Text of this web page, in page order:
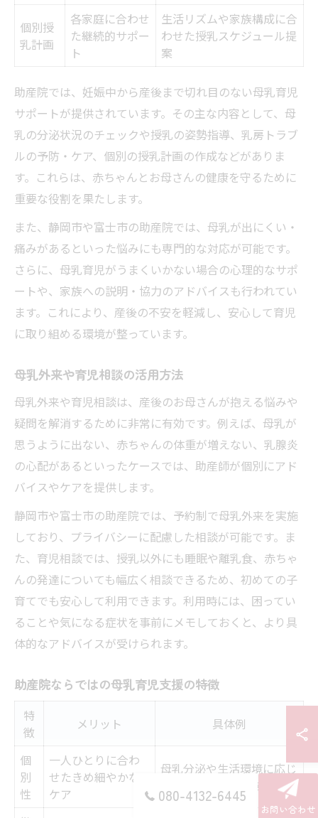
個別授
乳計画
各家庭に合わせ
た継続的サポー
ト
生活リズムや家族構成に合
わせた授乳スケジュール提
案
助産院では、妊娠中から産後まで切れ目のない母乳育児
サポートが提供されています。その主な内容として、母
乳の分泌状況のチェックや授乳の姿勢指導、乳房トラブ
ルの予防・ケア、個別の授乳計画の作成などがありま
す。これらは、赤ちゃんとお母さんの健康を守るために
重要な役割を果たします。
また、静岡市や富士市の助産院では、母乳が出にくい・
痛みがあるといった悩みにも専門的な対応が可能です。
さらに、母乳育児がうまくいかない場合の心理的なサポ
ートや、家族への説明・協力のアドバイスも行われてい
ます。これにより、産後の不安を軽減し、安心して育児
に取り組める環境が整っています。
母乳外来や育児相談の活用方法
母乳外来や育児相談は、産後のお母さんが抱える悩みや
疑問を解消するために非常に有効です。例えば、母乳が
思うように出ない、赤ちゃんの体重が増えない、乳腺炎
の心配があるといったケースでは、助産師が個別にアド
バイスやケアを提供します。
静岡市や富士市の助産院では、予約制で母乳外来を実施
しており、プライバシーに配慮した相談が可能です。ま
た、育児相談では、授乳以外にも睡眠や離乳食、赤ちゃ
んの発達についても幅広く相談できるため、初めての子
育てでも安心して利用できます。利用時には、困ってい
ることや気になる症状を事前にメモしておくと、より具
体的なアドバイスが受けられます。
助産院ならではの母乳育児支援の特徴
特
徴
メリット 具体例
個
別
性
一人ひとりに合わ
せたきめ細やかな
ケア
母乳分泌や生活環境に応じ
たオーダーメイド支援
080-4132-6445
お問い合わせ